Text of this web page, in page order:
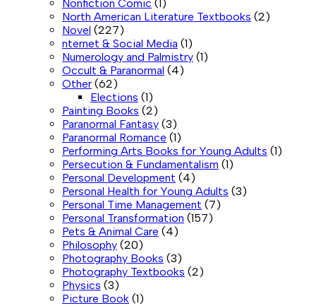
Nonfiction Comic (1)
North American Literature Textbooks (2)
Novel (227)
nternet & Social Media (1)
Numerology and Palmistry (1)
Occult & Paranormal (4)
Other (62)
Elections (1)
Painting Books (2)
Paranormal Fantasy (3)
Paranormal Romance (1)
Performing Arts Books for Young Adults (1)
Persecution & Fundamentalism (1)
Personal Development (4)
Personal Health for Young Adults (3)
Personal Time Management (7)
Personal Transformation (157)
Pets & Animal Care (4)
Philosophy (20)
Photography Books (3)
Photography Textbooks (2)
Physics (3)
Picture Book (1)